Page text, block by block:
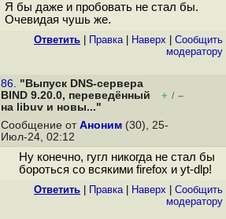
Я бы даже и пробовать не стал бы.
Очевидая чушь же.
Ответить Правка| Наверх
Cообщить
модератору
86. "Выпуск DNS-сервера
BIND 9.20.0, переведённый
на libuv и новы..."
+ / –
Сообщение от Аноним (30), 25-
Июл-24, 02:12
Ну конечно, гугл никогда не стал бы
бороться со всякими firefox и yt-dlp!
Ответить Правка| Наверх
Cообщить
модератору